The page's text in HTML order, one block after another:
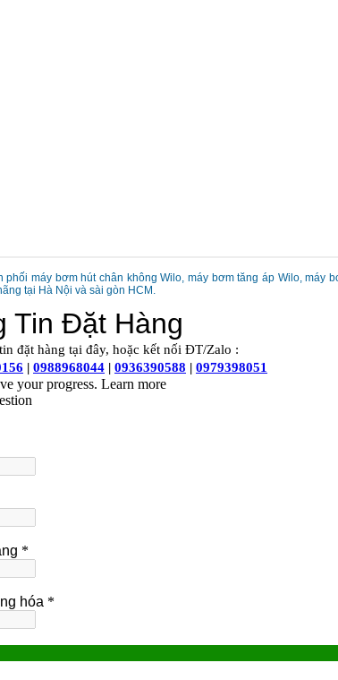
phối máy bơm hút chân không Wilo, máy bơm tăng áp Wilo, máy
tại Hà Nội và sài gòn HCM.